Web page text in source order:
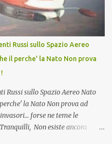
Russi sullo Spazio Aereo
il perche' la Nato Non prova
Russi sullo Spazio Aereo Nato
la Nato Non prova ad
forse ne teme le
Non esiste ancora